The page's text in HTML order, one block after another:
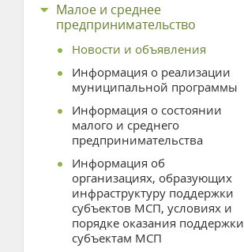
Малое и среднее
предпринимательство
Новости и объявления
Информация о реализации
муниципальной программы
Информация о состоянии
малого и среднего
предпринимательства
Информация об
организациях, образующих
инфраструктуру поддержки
субъектов МСП, условиях и
порядке оказания поддержки
субъектам МСП